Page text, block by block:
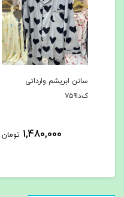
ساتن ابریشم وارداتی
ک‌د۷۵۹۱
1,480,000 تومان